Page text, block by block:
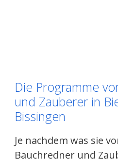
Die Programme
und Zauberer in
Bissingen
Je nachdem was sie
Bauchredner und